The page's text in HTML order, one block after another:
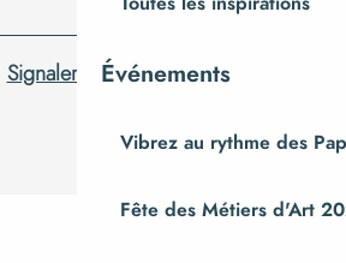
Événements
Vibrez au rythme des
Fête des Métiers d'Art
Signaler une erreur